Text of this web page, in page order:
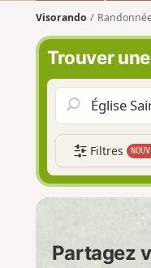
Visorando
Trouver
Filtres
Partagez